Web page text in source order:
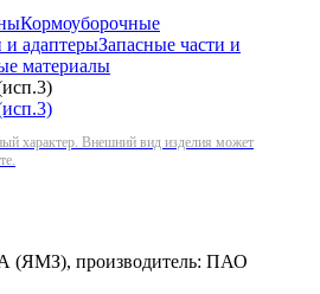
Кормоуборочные
адаптерыЗапасные части и
материалы
характер. Внешний вид изделия может
производитель: ПАО